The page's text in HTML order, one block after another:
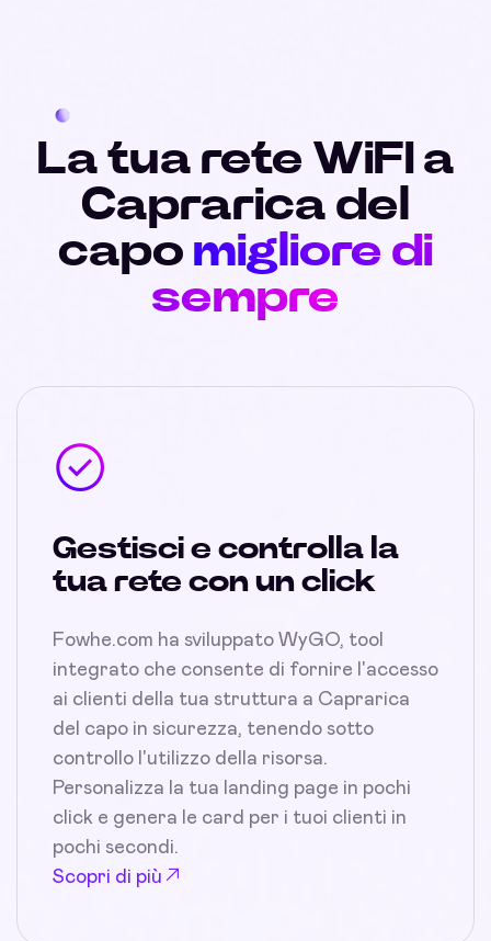
La tua rete WiFI a
Caprarica del
capo migliore di
sempre
Gestisci e controlla la
tua rete con un click
Fowhe.com ha sviluppato WyGO, tool
integrato che consente di fornire l'accesso
ai clienti della tua struttura a Caprarica
del capo in sicurezza, tenendo sotto
controllo l'utilizzo della risorsa.
Personalizza la tua landing page in pochi
click e genera le card per i tuoi clienti in
pochi secondi.
Scopri di più